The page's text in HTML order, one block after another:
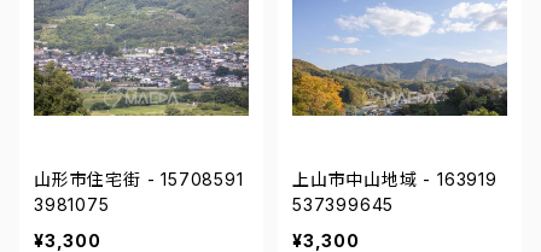
山形市住宅街 - 15708591
3981075
¥3,300
上山市中山地域 - 163919
537399645
¥3,300